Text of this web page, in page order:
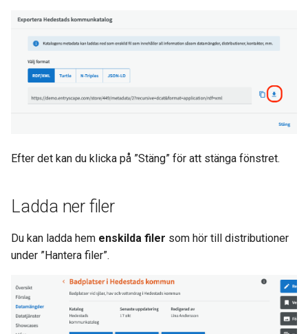
Efter det kan du klicka på ”Stäng” för att stänga fönstret.
Ladda ner filer
Du kan ladda hem enskilda filer som hör till distributioner
under ”Hantera filer”.